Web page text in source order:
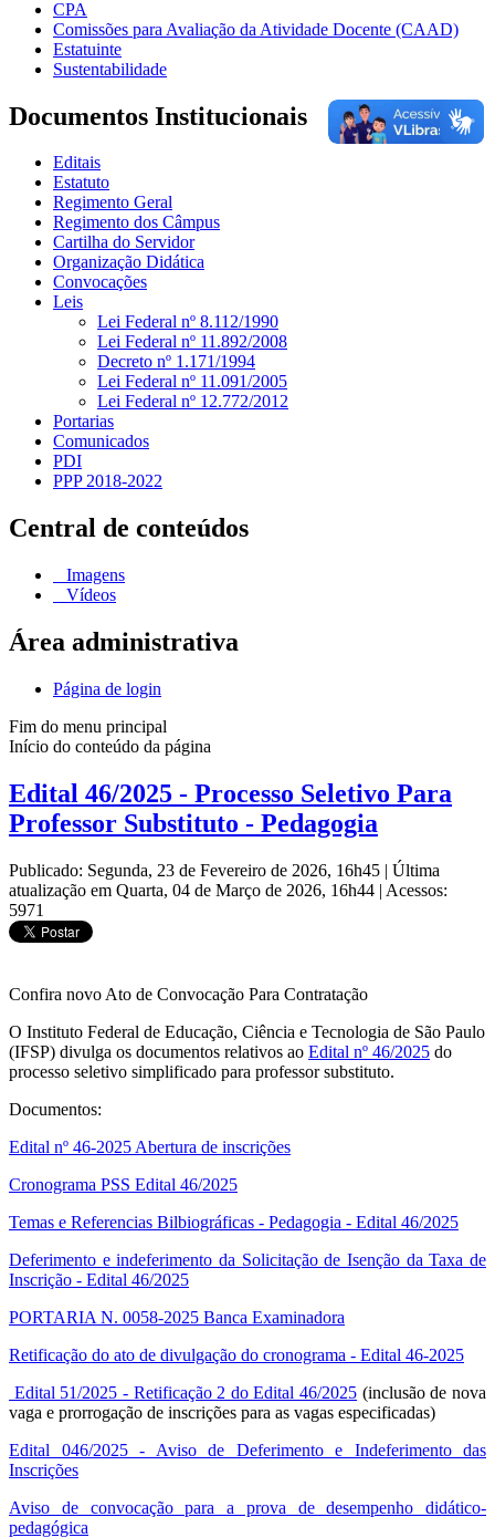
CPA
Comissões para Avaliação da Atividade Docente (CAAD)
Estatuinte
Sustentabilidade
Documentos Institucionais
Editais
Estatuto
Regimento Geral
Regimento dos Câmpus
Cartilha do Servidor
Organização Didática
Convocações
Leis
Lei Federal nº 8.112/1990
Lei Federal nº 11.892/2008
Decreto nº 1.171/1994
Lei Federal nº 11.091/2005
Lei Federal nº 12.772/2012
Portarias
Comunicados
PDI
PPP 2018-2022
Central de conteúdos
Imagens
Vídeos
Área administrativa
Página de login
Fim do menu principal
Início do conteúdo da página
Edital 46/2025 - Processo Seletivo Para
Professor Substituto - Pedagogia
Publicado: Segunda, 23 de Fevereiro de 2026, 16h45 | Última
atualização em Quarta, 04 de Março de 2026, 16h44 | Acessos:
5971
Confira novo Ato de Convocação Para Contratação
O Instituto Federal de Educação, Ciência e Tecnologia de São Paulo
(IFSP) divulga os documentos relativos ao Edital nº 46/2025 do
processo seletivo simplificado para professor substituto.
Documentos:
Edital nº 46-2025 Abertura de inscrições
Cronograma PSS Edital 46/2025
Temas e Referencias Bilbiográficas - Pedagogia - Edital 46/2025
Deferimento e indeferimento da Solicitação de Isenção da Taxa de
Inscrição - Edital 46/2025
PORTARIA N. 0058-2025 Banca Examinadora
Retificação do ato de divulgação do cronograma - Edital 46-2025
Edital 51/2025 - Retificação 2 do Edital 46/2025 (inclusão de nova
vaga e prorrogação de inscrições para as vagas especificadas)
Edital 046/2025 - Aviso de Deferimento e Indeferimento das
Inscrições
Aviso de convocação para a prova de desempenho didático-
pedagógica